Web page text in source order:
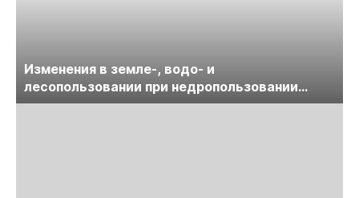
Изменения в земле-, водо- и
лесопользовании при недропользовании
обсудят на семинаре «ПравоТЭК»